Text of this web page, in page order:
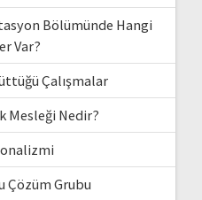
Bölümünde Hangi
Var?
Çalışmalar
Mesleği Nedir?
Çözüm Grubu